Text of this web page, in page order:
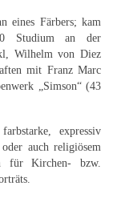
eines Färbers; kam
Studium an der
Wilhelm von Diez
mit Franz Marc
„Simson“ (43
expressiv
auch religiösem
für Kirchen- bzw.